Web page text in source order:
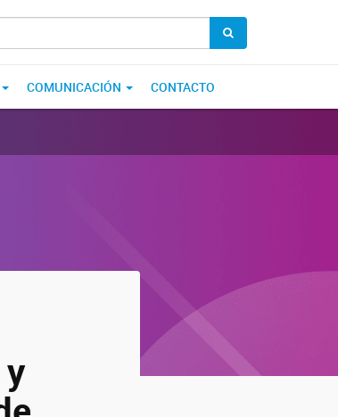
COMUNICACIÓN CONTACTO